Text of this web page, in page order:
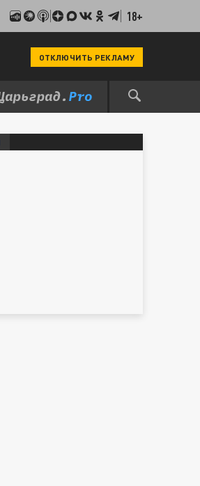
18+
ОТКЛЮЧИТЬ РЕКЛАМУ